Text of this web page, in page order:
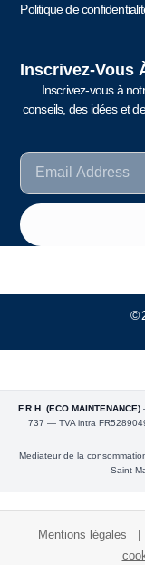
Politique de
Inscrivez-Vous
Inscrivez-vous à
conseils, des idées et
©
F.R.H. (ECO MAINTENANCE)
737 — TVA intra
Mediateur de la
Saint-
Mentions légales